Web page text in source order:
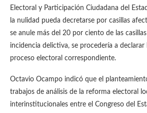
Electoral y Participación Ciudadana del
la nulidad pueda decretarse por casillas
se anule más del 20 por ciento de las
incidencia delictiva, se procedería a declarar
proceso electoral correspondiente.
Octavio Ocampo indicó que el
trabajos de análisis de la reforma electoral
interinstitucionales entre el Congreso del